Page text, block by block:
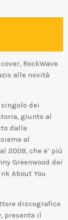
RockWave
alle novità
singolo dei
giunto al
dalla
al
2008, che e’ più
Greenwood dei
About You
discografico
presenta il